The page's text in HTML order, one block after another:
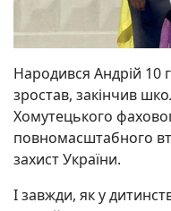
Народився Андрій 10
зростав, закінчив
Хомутецького
повномасштабного
захист України.
І завжди, як у